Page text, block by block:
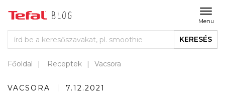
Menu
KERESÉS
Főoldal Receptek Vacsora
VACSORA 7.12.2021